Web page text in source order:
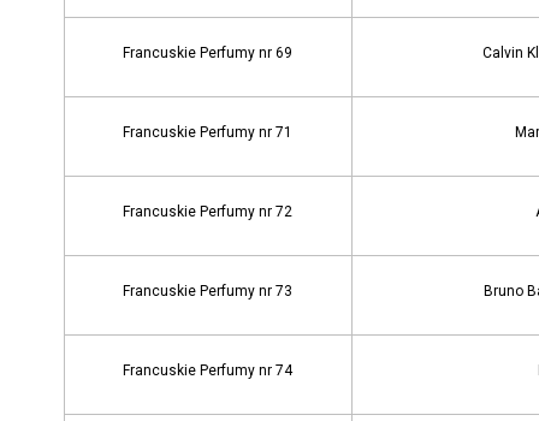
Francuskie Perfumy nr 69 Calvin
Francuskie Perfumy nr 71
Francuskie Perfumy nr 72
Francuskie Perfumy nr 73 Bruno
Francuskie Perfumy nr 74